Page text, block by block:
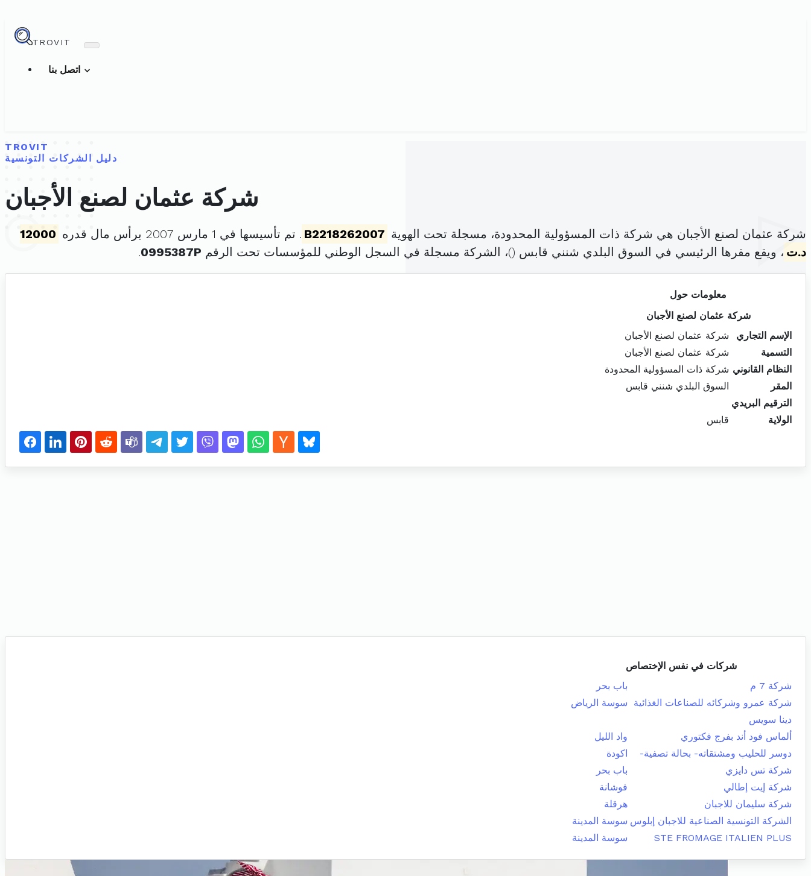
TROVIT
TROVIT
دليل الشركات التونسية
شركة عثمان لصنع الأجبان
شركة عثمان لصنع الأجبان هي شركة ذات المسؤولية المحدودة، مسجلة تحت الهوية B2218262007 . تم تأسيسها في 1 مارس 2007 برأس مال قدره
12000
د.ت ، ويقع مقرها الرئيسي في السوق البلدي شنني قابس ()، الشركة مسجلة في السجل الوطني للمؤسسات تحت الرقم 0995387P
.
معلومات حول
شركة عثمان لصنع الأجبان
الإسم التجاري
شركة عثمان لصنع الأجبان
التسمية
شركة عثمان لصنع الأجبان
النظام القانوني شركة ذات المسؤولية المحدودة
المقر
السوق البلدي شنني قابس
الترقيم البريدي
الولاية
قابس
شركات في نفس الإختصاص
شركة 7 م
باب بحر
شركة عمرو وشركائه للصناعات الغذائية
سوسة الرياض
دينا سويس
ألماس فود أند بفرج فكتوري
واد الليل
دوسر للحليب ومشتقاته- بحالة تصفية-
اكودة
شركة تس دايزي
باب بحر
شركة إيت إطالي
فوشانة
شركة سليمان للاجبان
هرقلة
الشركة التونسية الصناعية للاجبان إبلوس سوسة المدينة
STE FROMAGE ITALIEN PLUS
سوسة المدينة